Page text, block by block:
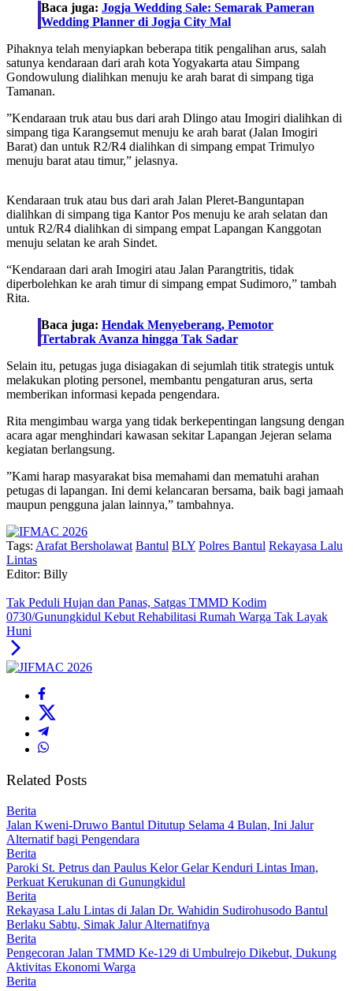
Baca juga: Jogja Wedding Sale: Semarak Pameran
Wedding Planner di Jogja City Mal
Pihaknya telah menyiapkan beberapa titik pengalihan arus, salah
satunya kendaraan dari arah kota Yogyakarta atau Simpang
Gondowulung dialihkan menuju ke arah barat di simpang tiga
Tamanan.
”Kendaraan truk atau bus dari arah Dlingo atau Imogiri dialihkan di
simpang tiga Karangsemut menuju ke arah barat (Jalan Imogiri
Barat) dan untuk R2/R4 dialihkan di simpang empat Trimulyo
menuju barat atau timur,” jelasnya.
Kendaraan truk atau bus dari arah Jalan Pleret-Banguntapan
dialihkan di simpang tiga Kantor Pos menuju ke arah selatan dan
untuk R2/R4 dialihkan di simpang empat Lapangan Kanggotan
menuju selatan ke arah Sindet.
“Kendaraan dari arah Imogiri atau Jalan Parangtritis, tidak
diperbolehkan ke arah timur di simpang empat Sudimoro,” tambah
Rita.
Baca juga: Hendak Menyeberang, Pemotor
Tertabrak Avanza hingga Tak Sadar
Selain itu, petugas juga disiagakan di sejumlah titik strategis untuk
melakukan ploting personel, membantu pengaturan arus, serta
memberikan informasi kepada pengendara.
Rita mengimbau warga yang tidak berkepentingan langsung dengan
acara agar menghindari kawasan sekitar Lapangan Jejeran selama
kegiatan berlangsung.
”Kami harap masyarakat bisa memahami dan mematuhi arahan
petugas di lapangan. Ini demi kelancaran bersama, baik bagi jamaah
maupun pengguna jalan lainnya,” tambahnya.
Tags: Arafat Bersholawat Bantul BLY Polres Bantul Rekayasa Lalu
Lintas
Editor: Billy
Tak Peduli Hujan dan Panas, Satgas TMMD Kodim
0730/Gunungkidul Kebut Rehabilitasi Rumah Warga Tak Layak
Huni
Related Posts
Berita
Jalan Kweni-Druwo Bantul Ditutup Selama 4 Bulan, Ini Jalur
Alternatif bagi Pengendara
Berita
Paroki St. Petrus dan Paulus Kelor Gelar Kenduri Lintas Iman,
Perkuat Kerukunan di Gunungkidul
Berita
Rekayasa Lalu Lintas di Jalan Dr. Wahidin Sudirohusodo Bantul
Berlaku Sabtu, Simak Jalur Alternatifnya
Berita
Pengecoran Jalan TMMD Ke-129 di Umbulrejo Dikebut, Dukung
Aktivitas Ekonomi Warga
Berita